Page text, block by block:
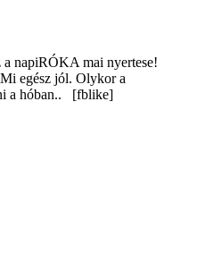
a napiRÓKA mai nyertese!
egész jól. Olykor a
a hóban.. [fblike]